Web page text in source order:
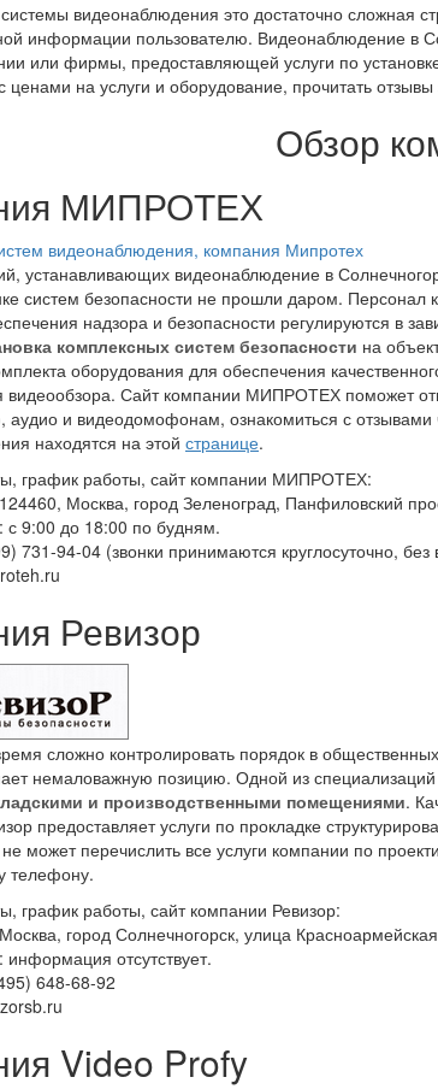
видеонаблюдения это достаточно сложная
информации пользователю. Видеонаблюдение в
или фирмы, предоставляющей услуги по
ценами на услуги и оборудование, прочитать
Обзор
МИПРОТЕХ
устанавливающих видеонаблюдение в
систем безопасности не прошли даром. Персонал
надзора и безопасности регулируются в
комплексных систем безопасности на
оборудования для обеспечения
видеообзора. Сайт компании МИПРОТЕХ поможет
аудио и видеодомофонам, ознакомиться с
находятся на этой странице.
график работы, сайт компании МИПРОТЕХ:
Москва, город Зеленоград, Панфиловский
9:00 до 18:00 по будням.
731-94-04 (звонки принимаются круглосуточно, без
Ревизор
сложно контролировать порядок в
немаловажную позицию. Одной из
и производственными помещениями.
предоставляет услуги по прокладке
не может перечислить все услуги компании по
телефону.
график работы, сайт компании Ревизор:
город Солнечногорск, улица
отсутствует.
648-68-92
Video Profy